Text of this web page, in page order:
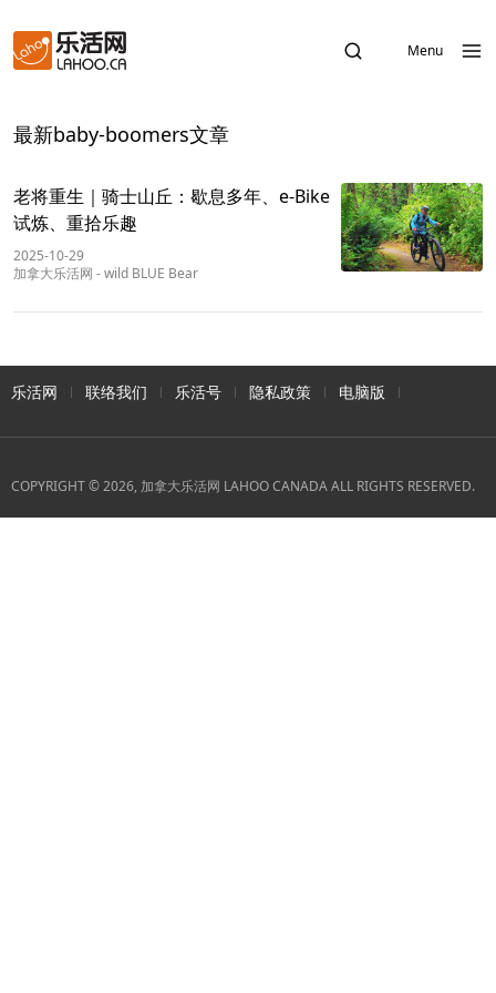
Menu
最新baby-boomers文章
老将重生｜骑士山丘：歇息多年、e-Bike
试炼、重拾乐趣
2025-10-29
加拿大乐活网 -wild BLUE Bear
乐活网 联络我们 乐活号 隐私政策 电脑版
COPYRIGHT © 2026, 加拿大乐活网 LAHOO CANADA ALL RIGHTS RESERVED.